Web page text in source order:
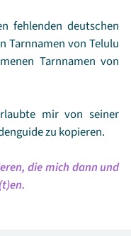
sie sah so jung aus.
rum, nach mir endlos
ich endlich meinen
Freude mich doch
war völlig perplex,
Traum. Auf einmal
Ich bin eh lieber
die Stelle in meinem
deutschen
Tarnnamen von Telulu
Tarnnamen von
mir von seiner
zu kopieren.
die mich dann und